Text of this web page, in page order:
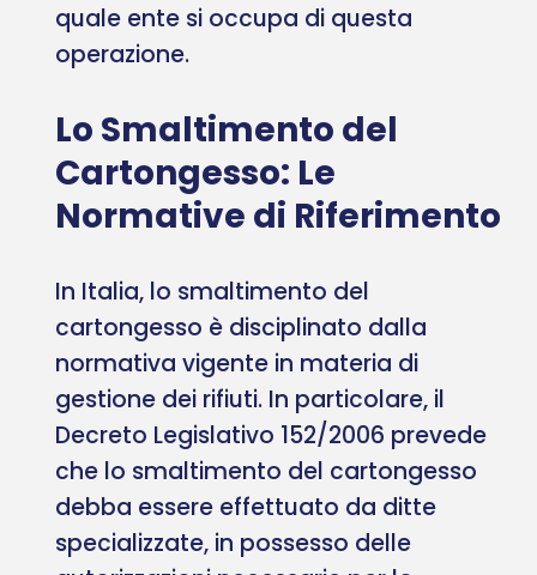
quale ente si occupa di questa
operazione.
Lo Smaltimento del
Cartongesso: Le
Normative di Riferimento
In Italia, lo smaltimento del
cartongesso è disciplinato dalla
normativa vigente in materia di
gestione dei rifiuti. In particolare, il
Decreto Legislativo 152/2006 prevede
che lo smaltimento del cartongesso
debba essere effettuato da ditte
specializzate, in possesso delle